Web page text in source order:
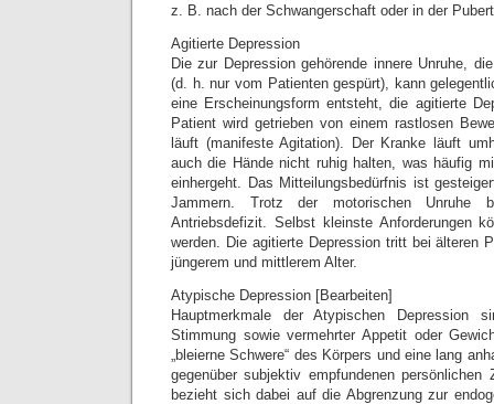
z. B. nach der Schwangerschaft oder in der
Agitierte Depression
Die zur Depression gehörende innere Unruhe,
(d. h. nur vom Patienten gespürt), kann
eine Erscheinungsform entsteht, die agitierte
Patient wird getrieben von einem rastlosen
läuft (manifeste Agitation). Der Kranke läuft
auch die Hände nicht ruhig halten, was häufig
einhergeht. Das Mitteilungsbedürfnis ist
Jammern. Trotz der motorischen Unruhe
Antriebsdefizit. Selbst kleinste Anforderungen
werden. Die agitierte Depression tritt bei älteren
jüngerem und mittlerem Alter.
Atypische Depression [Bearbeiten]
Hauptmerkmale der Atypischen Depression
Stimmung sowie vermehrter Appetit oder
„bleierne Schwere“ des Körpers und eine lang
gegenüber subjektiv empfundenen persönlichen
bezieht sich dabei auf die Abgrenzung zur